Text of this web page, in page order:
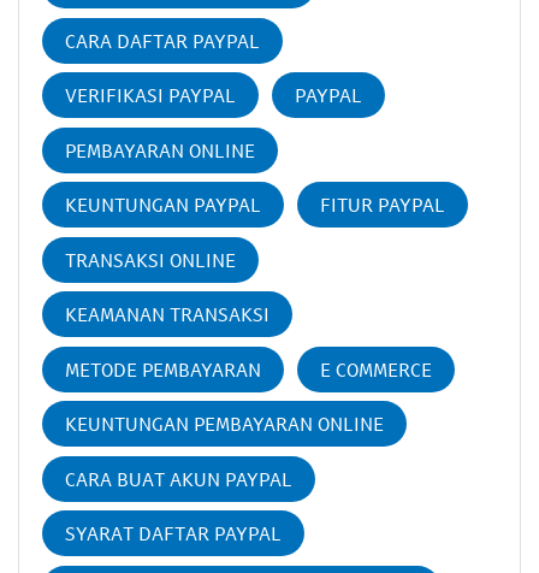
CARA DAFTAR PAYPAL
VERIFIKASI PAYPAL PAYPAL
PEMBAYARAN ONLINE
KEUNTUNGAN PAYPAL FITUR PAYPAL
TRANSAKSI ONLINE
KEAMANAN TRANSAKSI
METODE PEMBAYARAN E COMMERCE
KEUNTUNGAN PEMBAYARAN ONLINE
CARA BUAT AKUN PAYPAL
SYARAT DAFTAR PAYPAL